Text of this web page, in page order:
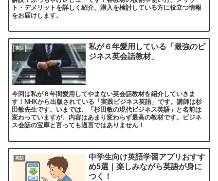
ト・デメリットを詳しく紹介。購入を検討している方に役立つ情報
をお届けします。
英語
私が６年愛用している「最強のビ
ジネス英会話教材」
今回は私が６年間愛用してやまない英会話教材を紹介していきま
す！NHKから出版されている「実践ビジネス英語」です。講師は杉
田敏先生です。いまでは、「杉田敏の現代ビジネス英語」と名前は
変わっていますが、内容はあまり変わらず最高の教材です。ビジネ
ス会話の宝庫と言っても過言ではありません！
英語
中学生向け英語学習アプリおすす
め5選｜楽しみながら英語が身に
つく！